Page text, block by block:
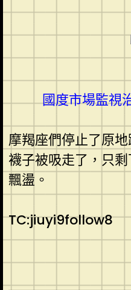
國度市場監視
摩羯座們停止了原
襪子被吸走了，只
飄盪。
TC:jiuyi9follow8